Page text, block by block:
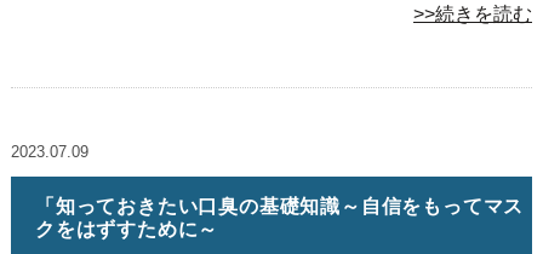
>>続きを読む
2023.07.09
「知っておきたい口臭の基礎知識～自信をもってマス
クをはずすために～